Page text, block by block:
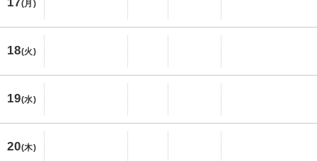
17(月)
18(火)
19(水)
20(木)